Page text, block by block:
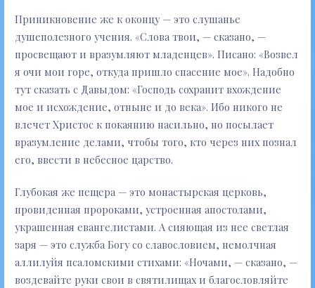
Приникновение же к оконцу — это слушанье
душеполезного учения. «Слова твои, — сказано, —
просвещают и вразумляют младенцев». Писано: «Возвел
я очи мои горе, откуда пришло спасение мое». Надобно
тут сказать с Давыдом: «Господь сохранит вхождение
мое и исхождение, отныне и до века». Ибо никого не
влечет Христос к покаянию насильно, но посылает
вразумление делами, чтобы того, кто через них познал
его, ввести в небесное царство.
Глубокая же пещера — это монастырская церковь,
провиденная пророками, устроенная апостолами,
украшенная евангелистами. А сияющая из нее светлая
заря — это служба Богу со славословием, немолчная
аллилуйя псаломскими стихами: «Ночами, — сказано, —
воздевайте руки свои в святилищах и благословляйте